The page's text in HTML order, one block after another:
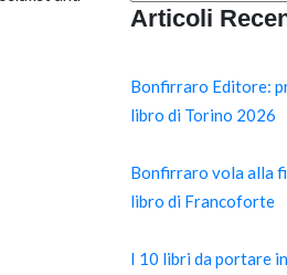
for:
Articoli
Bonfirraro Editore:
libro di Torino 2026
Bonfirraro vola alla
libro di Francoforte
I 10 libri da portare